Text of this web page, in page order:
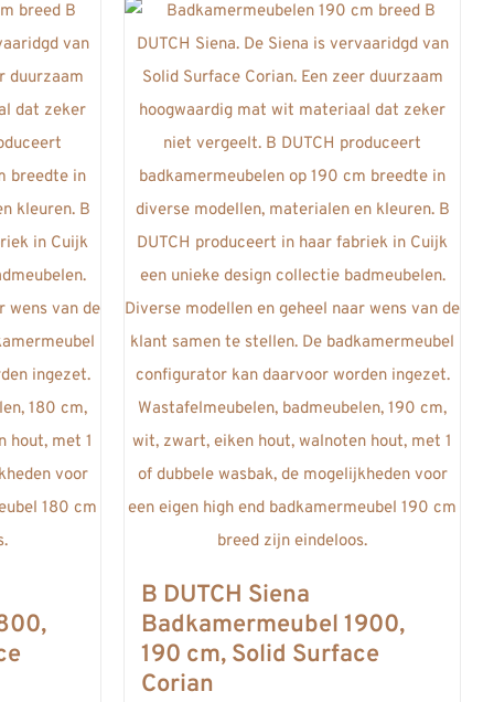
heeft
meerdere
variaties.
Deze
optie
kan
gekozen
worden
op
de
productpagina
B DUTCH Siena
Badkamermeubel 1900,
190 cm, Solid Surface
Corian